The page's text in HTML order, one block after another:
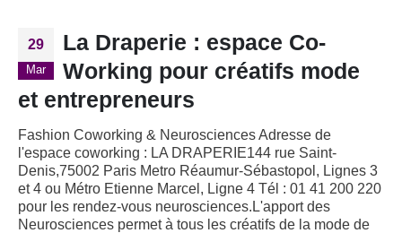
29
Mar
La Draperie : espace Co-
Working pour créatifs mode
et entrepreneurs
Fashion Coworking & Neurosciences Adresse de
l'espace coworking : LA DRAPERIE144 rue Saint-
Denis,75002 Paris Metro Réaumur-Sébastopol, Lignes 3
et 4 ou Métro Etienne Marcel, Ligne 4 Tél : 01 41 200 220
pour les rendez-vous neurosciences.L'apport des
Neurosciences permet à tous les créatifs de la mode de